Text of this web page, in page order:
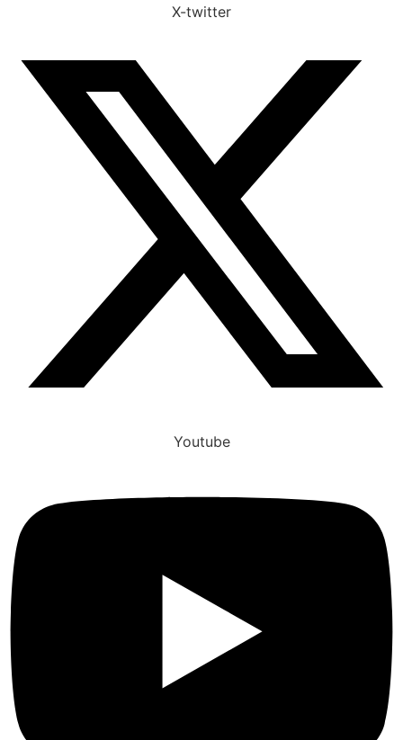
X-twitter
Youtube